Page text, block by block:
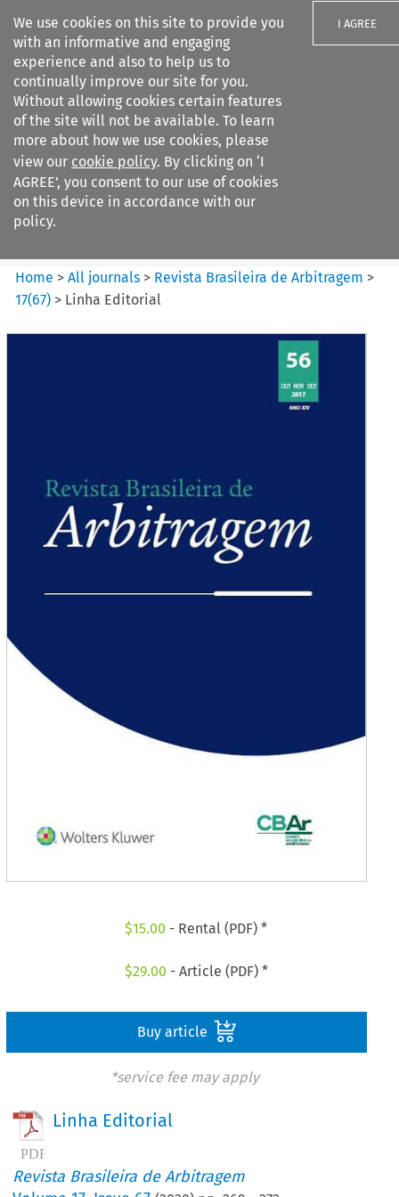
We use cookies on this site to provide you
with an informative and engaging
experience and also to help us to
continually improve our site for you.
Without allowing cookies certain features
of the site will not be available. To learn
more about how we use cookies, please
view our cookie policy. By clicking on ‘I
AGREE’, you consent to our use of cookies
on this device in accordance with our
policy.
I AGREE
Search filters
Revista Brasileira de
Arbitragem
Home >All journals > Revista Brasileira de Arbitragem >
17(67) > Linha Editorial
$15.00 - Rental (PDF) *
$29.00 - Article (PDF) *
Buy article
*service fee may apply
Linha Editorial
Revista Brasileira de Arbitragem